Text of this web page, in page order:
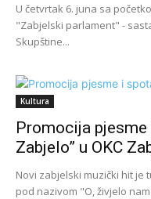
U četvrtak 6. juna sa
"Zabjelski parlament" -
Skupštine...
Kultura
Promocija pjesme
Zabjelo” u OKC
Novi zabjelski muzički hit je
pod nazivom "O, živjelo